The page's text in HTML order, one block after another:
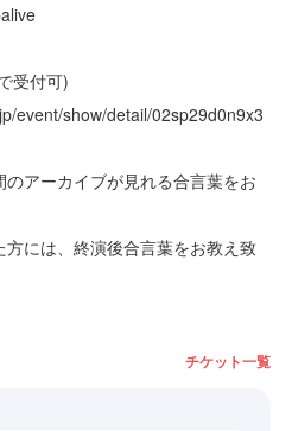
受付可)
event/show/detail/02sp29d0n9x3
アーカイブが見れる合言葉をお
には、終演後合言葉をお教え致
チケット一覧